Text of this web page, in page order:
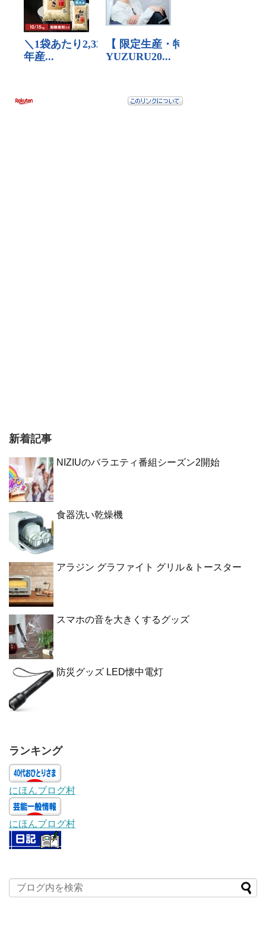
新着記事
NIZIUのバラエティ番組シーズン2開始
食器洗い乾燥機
アラジン グラファイト グリル＆トースター
スマホの音を大きくするグッズ
防災グッズ LED懐中電灯
ランキング
にほんブログ村
にほんブログ村